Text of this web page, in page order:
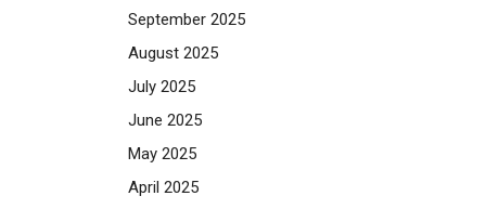
September 2025
August 2025
July 2025
June 2025
May 2025
April 2025